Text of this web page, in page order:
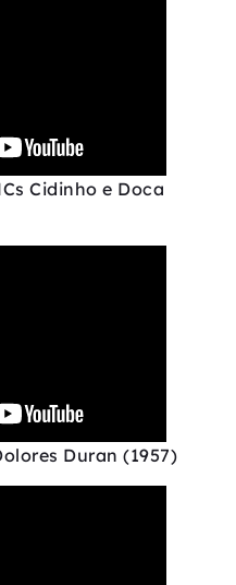
Cidinho e Doca
Duran (1957)